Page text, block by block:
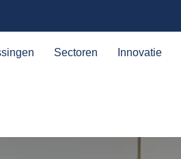
Sectoren Innovatie